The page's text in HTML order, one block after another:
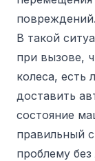
повреждений.
В такой
при вызове,
колеса, есть
доставить
состояние
правильный
проблему